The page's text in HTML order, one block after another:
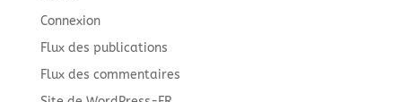
Connexion
Flux des publications
Flux des commentaires